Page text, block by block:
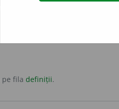
unui numeral compus
pe fila definiții.